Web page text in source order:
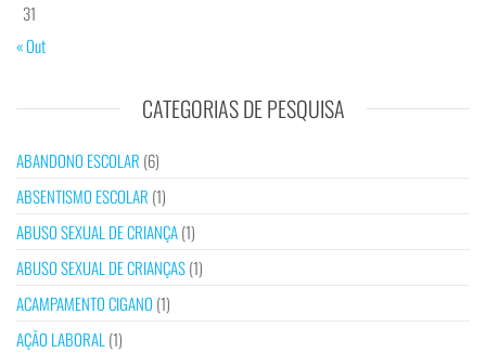
31
« Out
CATEGORIAS DE PESQUISA
ABANDONO ESCOLAR (6)
ABSENTISMO ESCOLAR (1)
ABUSO SEXUAL DE CRIANÇA(1)
ABUSO SEXUAL DE CRIANÇAS(1)
ACAMPAMENTO CIGANO (1)
AÇÃO LABORAL (1)